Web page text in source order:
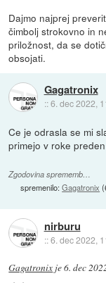
Dajmo najprej
čimbolj strokovno in
priložnost, da se
obsojati.
Gagatronix
::6. dec 2022,
Ce je odrasla se mi
primejo v roke
Zgodovina sprememb…
spremenilo:Gagatronix (
nirburu
::6. dec 2022,
Gagatronix je6. dec